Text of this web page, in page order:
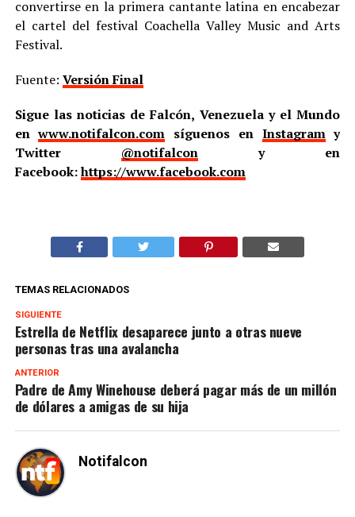
convertirse en la primera cantante latina en encabezar
el cartel del festival Coachella Valley Music and Arts
Festival.
Fuente: Versión Final
Sigue las noticias de Falcón, Venezuela y el Mundo
enwww.notifalcon.com síguenos en Instagramy
Twitter @notifalcony en
Facebook:https://www.facebook.com
TEMAS RELACIONADOS
SIGUIENTE
Estrella de Netflix desaparece junto a otras nueve
personas tras una avalancha
ANTERIOR
Padre de Amy Winehouse deberá pagar más de un millón
de dólares a amigas de su hija
Notifalcon